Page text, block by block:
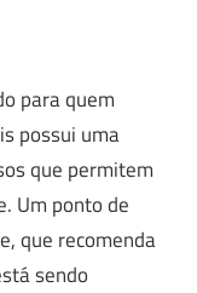
para quem
possui uma
que permitem
Um ponto de
que recomenda
sendo